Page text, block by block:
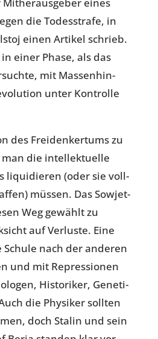
die Todes­strafe, in
einen Artikel schrie­b.
einer Phase, als das
mit Mas­sen­hin­
unter Kon­trolle
des Frei­den­ker­tums zu
die intel­lek­tu­elle
liqui­die­ren (oder sie voll­
müssen. Das Sowjet­
Weg gewählt zu
auf Ver­luste. Eine
nach der anderen
und mit Repres­sio­nen
His­to­ri­ker, Gene­ti­
die Phy­si­ker sollten
doch Stalin und sein